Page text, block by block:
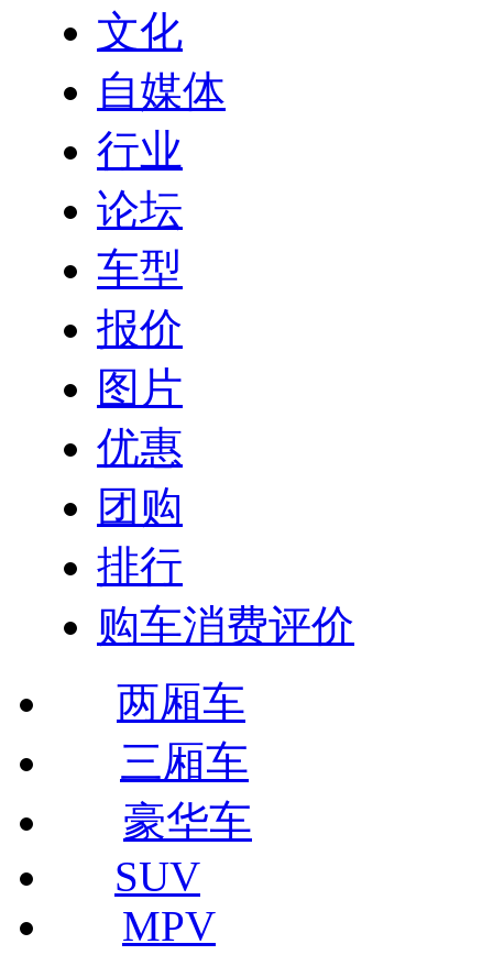
文化
自媒体
行业
论坛
车型
报价
图片
优惠
团购
排行
购车消费评价
两厢车
三厢车
豪华车
SUV
MPV